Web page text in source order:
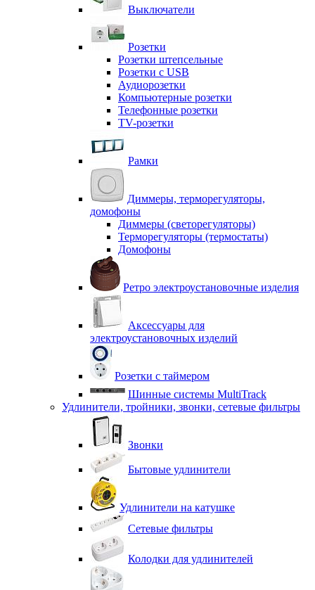
Выключатели
Розетки
Розетки штепсельные
Розетки с USB
Аудиорозетки
Компьютерные розетки
Телефонные розетки
TV-розетки
Рамки
Диммеры, терморегуляторы,
домофоны
Диммеры (светорегуляторы)
Терморегуляторы (термостаты)
Домофоны
Ретро электроустановочные изделия
Аксессуары для
электроустановочных изделий
Розетки с таймером
Шинные системы MultiTrack
Удлинители, тройники, звонки, сетевые фильтры
Звонки
Бытовые удлинители
Удлинители на катушке
Сетевые фильтры
Колодки для удлинителей